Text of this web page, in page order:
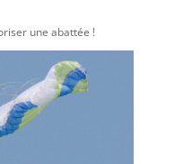
une abattée !